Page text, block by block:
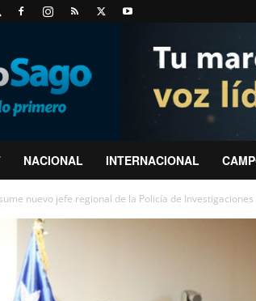
NACIONAL INTERNACIONAL
nuevo jefe regional de la Policía de Investigaciones